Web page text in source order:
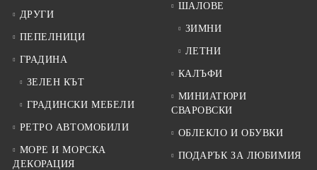
ДРУГИ
ПЕПЕЛНИЦИ
ГРАДИНА
ЗЕЛЕН КЪТ
ГРАДИНСКИ МЕБЕЛИ
РЕТРО АВТОМОБИЛИ
МОРЕ И МОРСКА
ДЕКОРАЦИЯ
ШАЛОВЕ
ЗИМНИ
ЛЕТНИ
КАЛЪФИ
МИНИАТЮРИ
СВАРОВСКИ
ОБЛЕКЛО И ОБУВКИ
ПОДАРЪК ЗА ЛЮБИМИЯ